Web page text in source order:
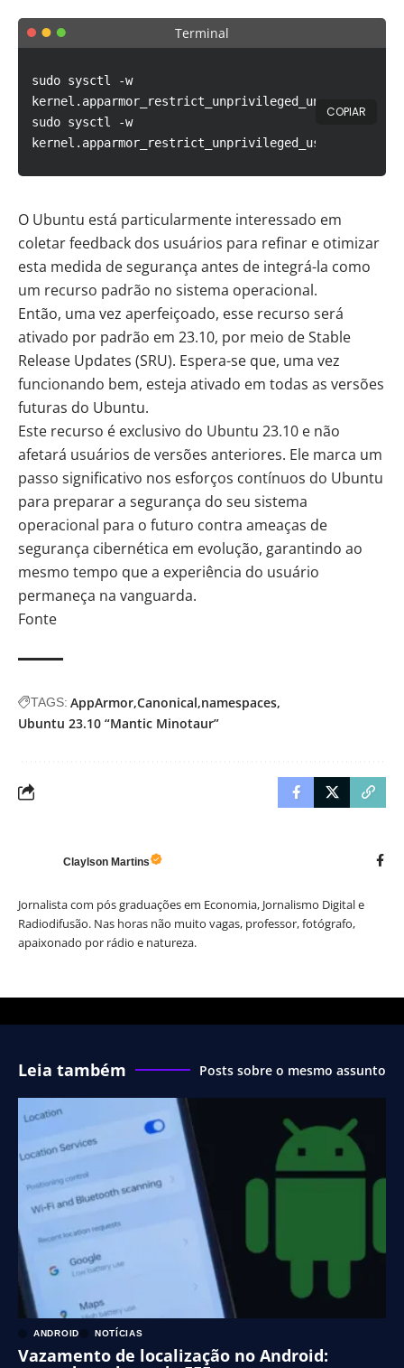
Terminal
sudo sysctl -w
kernel.apparmor_restrict_unprivileged_unconfined=0
sudo sysctl -w
kernel.apparmor_restrict_unprivileged_userns=0
COPIAR
O Ubuntu está particularmente interessado em
coletar feedback dos usuários para refinar e otimizar
esta medida de segurança antes de integrá-la como
um recurso padrão no sistema operacional.
Então, uma vez aperfeiçoado, esse recurso será
ativado por padrão em 23.10, por meio deStable
Release Updates (SRU). Espera-se que, uma vez
funcionando bem, esteja ativado em todas as versões
futuras do Ubuntu.
Este recurso é exclusivo do Ubuntu 23.10 e não
afetará usuários de versões anteriores. Ele marca um
passo significativo nos esforços contínuos do Ubuntu
para preparar a segurança do seu sistema
operacional para o futuro contra ameaças de
segurança cibernética em evolução, garantindo ao
mesmo tempo que a experiência do usuário
permaneça na vanguarda.
Fonte
TAGS: AppArmor Canonical namespaces
Ubuntu 23.10 “Mantic Minotaur”
Claylson Martins
Jornalista com pós graduações em Economia, Jornalismo Digital e
Radiodifusão. Nas horas não muito vagas, professor, fotógrafo,
apaixonado por rádio e natureza.
Leia também Posts sobre o mesmo assunto
ANDROID NOTÍCIAS
Vazamento de localização no Android: